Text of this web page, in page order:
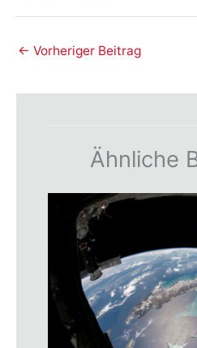
← Vorheriger Beitrag
Ähnliche